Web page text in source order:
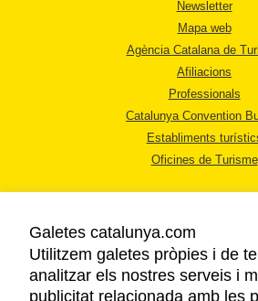
Newsletter
Mapa web
Agència Catalana de
Afiliacions
Professionals
Catalunya Convention
Establiments
Oficines de Turisme
AVÍS LEGAL
Galetes catalunya.com
Utilitzem galetes pròpies i de
analitzar els nostres serveis i
publicitat relacionada amb les